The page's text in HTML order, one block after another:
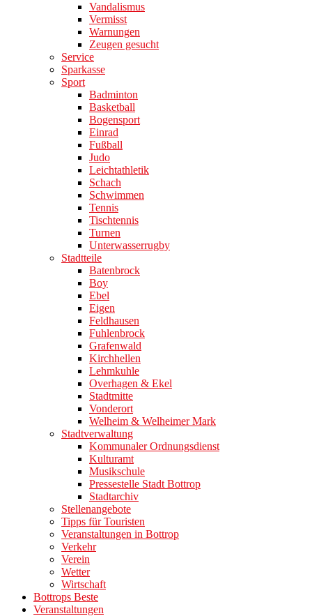
Vandalismus
Vermisst
Warnungen
Zeugen gesucht
Service
Sparkasse
Sport
Badminton
Basketball
Bogensport
Einrad
Fußball
Judo
Leichtathletik
Schach
Schwimmen
Tennis
Tischtennis
Turnen
Unterwasserrugby
Stadtteile
Batenbrock
Boy
Ebel
Eigen
Feldhausen
Fuhlenbrock
Grafenwald
Kirchhellen
Lehmkuhle
Overhagen & Ekel
Stadtmitte
Vonderort
Welheim & Welheimer Mark
Stadtverwaltung
Kommunaler Ordnungsdienst
Kulturamt
Musikschule
Pressestelle Stadt Bottrop
Stadtarchiv
Stellenangebote
Tipps für Touristen
Veranstaltungen in Bottrop
Verkehr
Verein
Wetter
Wirtschaft
Bottrops Beste
Veranstaltungen